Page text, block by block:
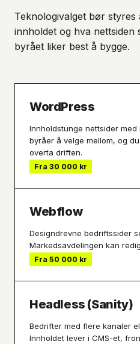
Teknologivalget bør styres
innholdet og hva
byrået liker best å bygge.
WordPress
Innholdstunge nettsider
byråer å velge mellom, og
overta driften.
Fra 30 000 kr
Webflow
Designdrevne bedriftssider
Markedsavdelingen kan
Fra 50 000 kr
Headless (Sanity)
Bedrifter med flere kanaler
Innholdet lever i CMS-et,